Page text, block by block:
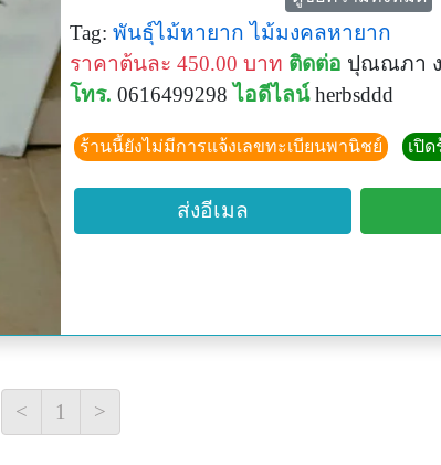
สุโขทัยเรียก ไม้เช็ดตูดพระร่วง ทั้งนี้เนื่อ
อุจจาระ
แก้งขี้พระร่วง พบในป่าเบญจพรรณ ป่าดิบ
ตะวันออก ภาคตะวันออกเฉียงเหนือ แล
ความสูงจากระดับทะเลปานกลาง
พบได้ที่อินเดีย, ศรีลังกา, เอเชียตะวันออ
จนถึงเกาะคริสต์มาส และออสเตรเลียทา
-ความเชื่อแต่โบราณว่า มีความศักดิ์สิทธิ์
สามารถขับไล่ภูติผีปีศาจได้
Tag: พันธุ์ไม้หายาก ไม้มงคลหายาก
ราคาต้นละ 450.00 บาท ติดต่อ ปุณณภา ง
โทร. 0616499298 ไอดีไลน์ herbsddd
ร้านนี้ยังไม่มีการแจ้งเลขทะเบียนพานิชย์ เปิ
ส่งอีเมล
< 1 >